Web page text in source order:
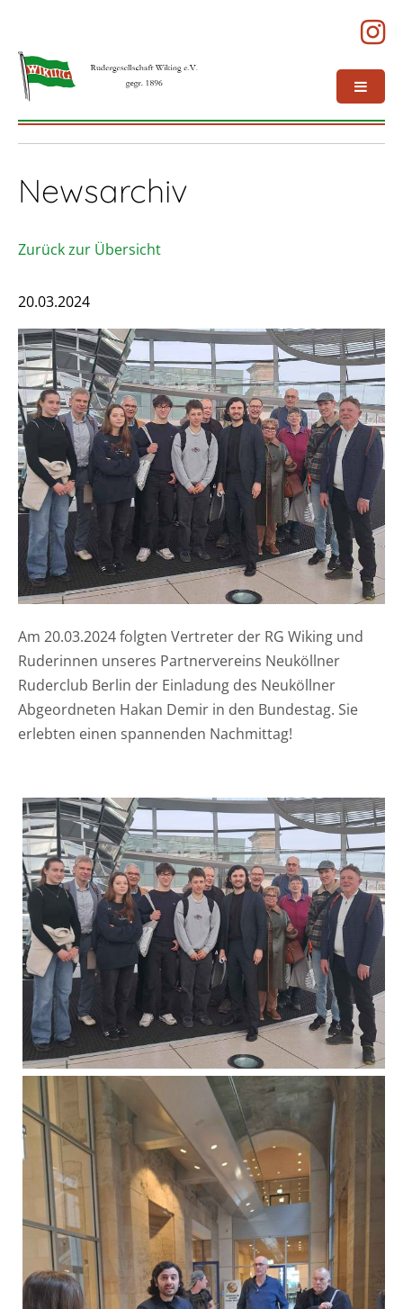
Newsarchiv
Zurück zur Übersicht
20.03.2024
Am 20.03.2024 folgten Vertreter der RG Wiking und
Ruderinnen unseres Partnervereins Neuköllner
Ruderclub Berlin der Einladung des Neuköllner
Abgeordneten Hakan Demir in den Bundestag. Sie
erlebten einen spannenden Nachmittag!